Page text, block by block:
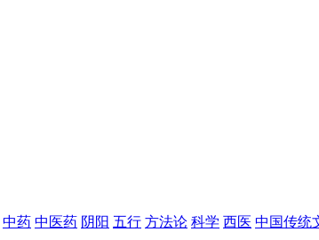
中药 中医药 阴阳 五行 方法论 科学 西医 中国传统